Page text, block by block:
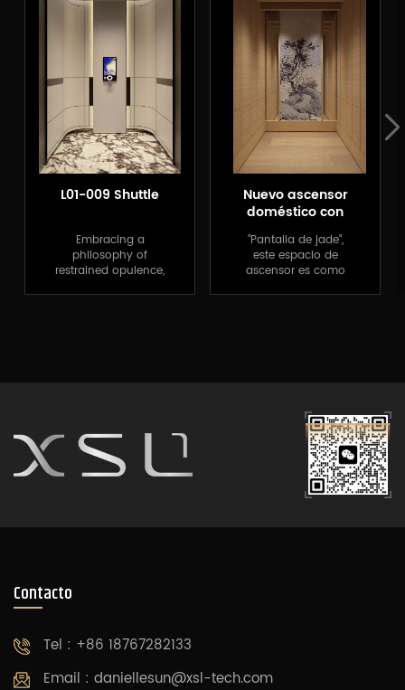
L01-009 Shuttle
Embracing a
philosophy of
restrained opulence,
in the central panel,
uncompromising
craftsmanship. This
exclusive design
elegance, offering
aesthetic immersion
Nuevo ascensor
doméstico con
pantalla de jade
de estilo chino
XSL
"Pantalla de jade",
este espacio de
ascensor es como
madera transmite la
tiempo, mientras que
los cuadros de
paisajes en la pared
evocan la nostalgia
de la gente por la
naturaleza y la
antigüedad. Es como
ajetreo y el bullicio de
Contacto
Tel : +86 18767282133
Email : daniellesun@xsl-tech.com